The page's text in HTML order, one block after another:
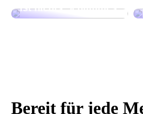
ist nichts Schlimmes
Bereit für jede